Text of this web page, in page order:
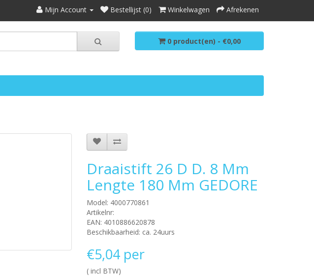
Mijn Account Bestellijst (0) Winkelwagen Afrekenen
0 product(en) - €0,00
Draaistift 26 D D. 8 Mm
Lengte 180 Mm GEDORE
Model: 4000770861
Artikelnr:
EAN: 4010886620878
Beschikbaarheid: ca. 24uurs
€5,04 per
( incl BTW)